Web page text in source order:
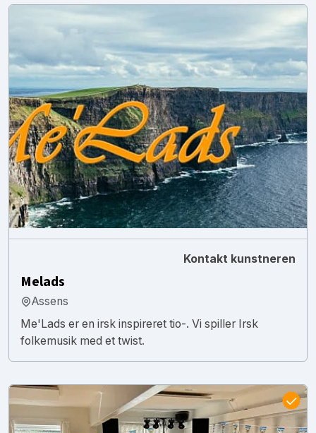
Kontakt kunstneren
Melads
Assens
Me'Lads er en irsk inspireret tio-. Vi spiller Irsk
folkemusik med et twist.